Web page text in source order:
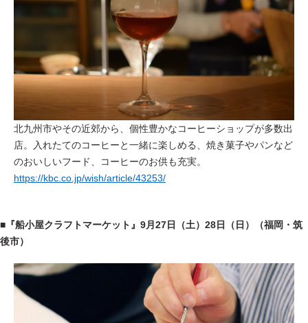
北九州市やその近郊から、個性豊かなコーヒーショップが多数出
店。
入れたてのコーヒーと一緒に楽しめる、焼き菓子やパンなど
のおいしいフード、コーヒーのお供も充実。
https://kbc.co.jp/wish/article/43253/
■ 『船小屋クラフトマーケット』 9月27日（土）28日（日）（福岡・筑
後市）